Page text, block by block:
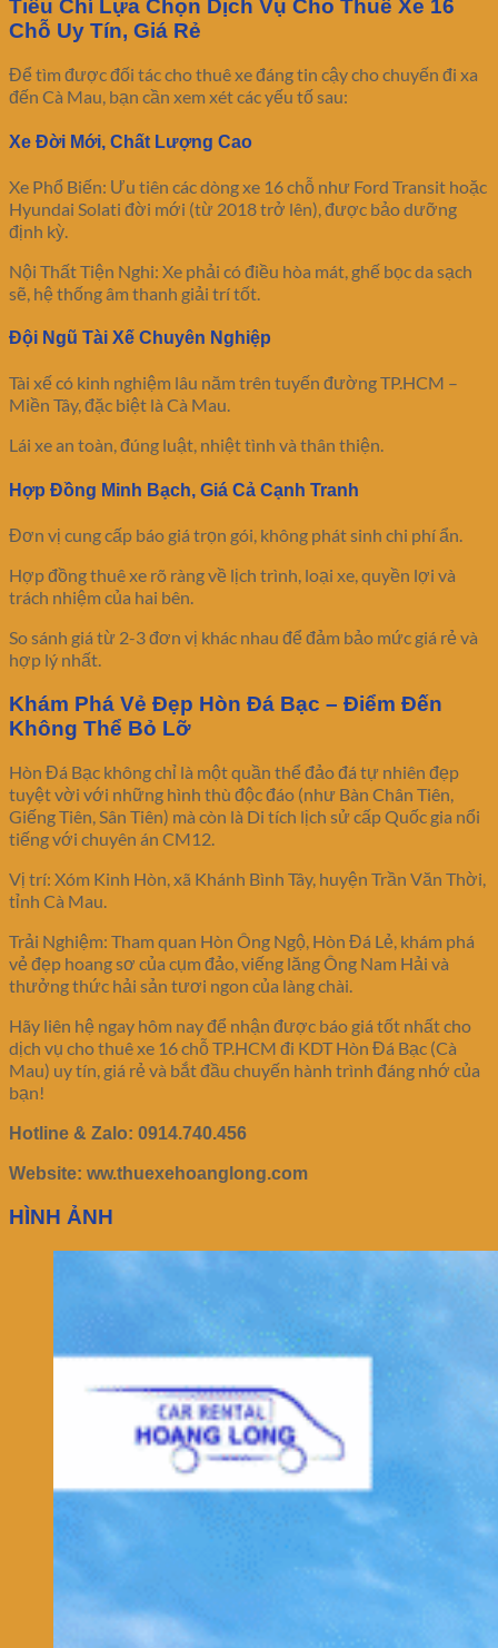
Tiêu Chí Lựa Chọn Dịch Vụ Cho Thuê Xe 16
Chỗ Uy Tín, Giá Rẻ
Để tìm được đối tác cho thuê xe đáng tin cậy cho chuyến đi xa
đến Cà Mau, bạn cần xem xét các yếu tố sau:
Xe Đời Mới, Chất Lượng Cao
Xe Phổ Biến: Ưu tiên các dòng xe 16 chỗ như Ford Transit hoặc
Hyundai Solati đời mới (từ 2018 trở lên), được bảo dưỡng
định kỳ.
Nội Thất Tiện Nghi: Xe phải có điều hòa mát, ghế bọc da sạch
sẽ, hệ thống âm thanh giải trí tốt.
Đội Ngũ Tài Xế Chuyên Nghiệp
Tài xế có kinh nghiệm lâu năm trên tuyến đường TP.HCM –
Miền Tây, đặc biệt là Cà Mau.
Lái xe an toàn, đúng luật, nhiệt tình và thân thiện.
Hợp Đồng Minh Bạch, Giá Cả Cạnh Tranh
Đơn vị cung cấp báo giá trọn gói, không phát sinh chi phí ẩn.
Hợp đồng thuê xe rõ ràng về lịch trình, loại xe, quyền lợi và
trách nhiệm của hai bên.
So sánh giá từ 2-3 đơn vị khác nhau để đảm bảo mức giá rẻ và
hợp lý nhất.
Khám Phá Vẻ Đẹp Hòn Đá Bạc – Điểm Đến
Không Thể Bỏ Lỡ
Hòn Đá Bạc không chỉ là một quần thể đảo đá tự nhiên đẹp
tuyệt vời với những hình thù độc đáo (như Bàn Chân Tiên,
Giếng Tiên, Sân Tiên) mà còn là Di tích lịch sử cấp Quốc gia nổi
tiếng với chuyên án CM12.
Vị trí: Xóm Kinh Hòn, xã Khánh Bình Tây, huyện Trần Văn Thời,
tỉnh Cà Mau.
Trải Nghiệm: Tham quan Hòn Ông Ngộ, Hòn Đá Lẻ, khám phá
vẻ đẹp hoang sơ của cụm đảo, viếng lăng Ông Nam Hải và
thưởng thức hải sản tươi ngon của làng chài.
Hãy liên hệ ngay hôm nay để nhận được báo giá tốt nhất cho
dịch vụ cho thuê xe 16 chỗ TP.HCM đi KDT Hòn Đá Bạc (Cà
Mau) uy tín, giá rẻ và bắt đầu chuyến hành trình đáng nhớ của
bạn!
Hotline & Zalo: 0914.740.456
Website: ww.thuexehoanglong.com
HÌNH ẢNH